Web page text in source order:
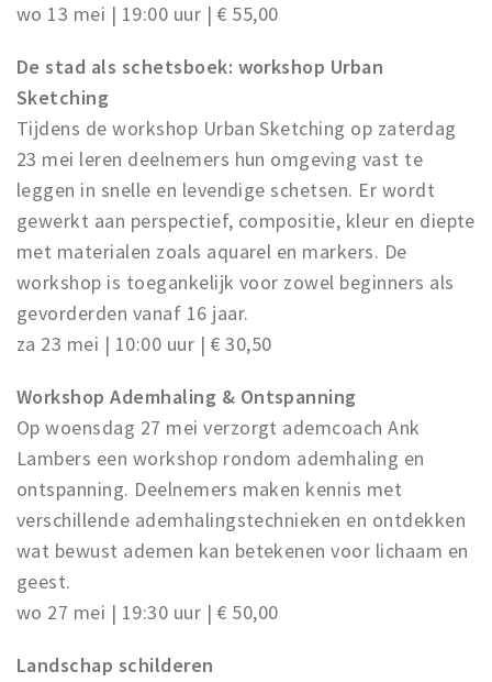
wo 13 mei | 19:00 uur | € 55,00
De stad als schetsboek: workshop Urban
Sketching
Tijdens de workshop Urban Sketching op zaterdag
23 mei leren deelnemers hun omgeving vast te
leggen in snelle en levendige schetsen. Er wordt
gewerkt aan perspectief, compositie, kleur en diepte
met materialen zoals aquarel en markers. De
workshop is toegankelijk voor zowel beginners als
gevorderden vanaf 16 jaar.
za 23 mei | 10:00 uur | € 30,50
Workshop Ademhaling & Ontspanning
Op woensdag 27 mei verzorgt ademcoach Ank
Lambers een workshop rondom ademhaling en
ontspanning. Deelnemers maken kennis met
verschillende ademhalingstechnieken en ontdekken
wat bewust ademen kan betekenen voor lichaam en
geest.
wo 27 mei | 19:30 uur | € 50,00
Landschap schilderen